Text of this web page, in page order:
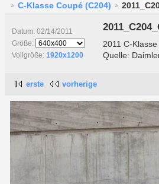
C-Klasse Coupé (C204)
Datum: 02/14/2011
Größe:
Vollgröße: 1920x1200
2011 C-
Quelle:
erste vorherige